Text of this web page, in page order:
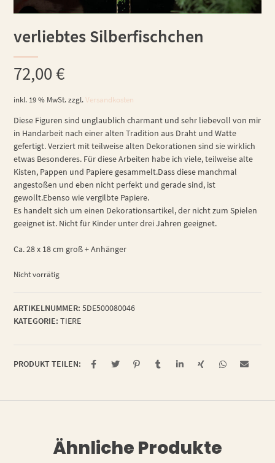
verliebtes Silberfischchen
72,00€
inkl. 19 % MwSt. zzgl.Versandkosten
Diese Figuren sind unglaublich charmant und sehr liebevoll von mir
in Handarbeit nach einer alten Tradition aus Draht und Watte
gefertigt. Verziert mit teilweise alten Dekorationen sind sie wirklich
etwas Besonderes. Für diese Arbeiten habe ich viele, teilweise alte
Kisten, Pappen und Papiere gesammelt.Dass diese manchmal
angestoßen und eben nicht perfekt und gerade sind, ist
gewollt.Ebenso wie vergilbte Papiere.
Es handelt sich um einen Dekorationsartikel, der nicht zum Spielen
geeignet ist. Nicht für Kinder unter drei Jahren geeignet.
Ca. 28 x 18 cm groß + Anhänger
Nicht vorrätig
ARTIKELNUMMER: 5DE500080046
KATEGORIE: TIERE
PRODUKT TEILEN:
Ähnliche Produkte